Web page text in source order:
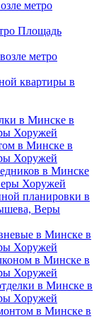
метро
Площадь
метро
квартиры в
в Минске в
Хоружей
в Минске в
Хоружей
в Минске
Хоружей
планировки в
Веры
в Минске в
Хоружей
в Минске в
Хоружей
в Минске в
Хоружей
в Минске в